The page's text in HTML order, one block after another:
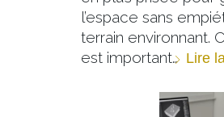
l’espace sans
terrain environnant.
est important… Lire